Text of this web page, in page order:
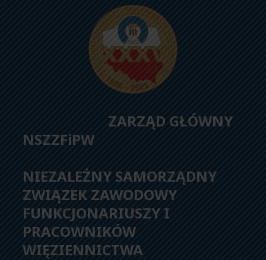
ZARZĄD GŁÓWNY
NSZZFiPW
NIEZALEŻNY SAMORZĄDNY
ZWIĄZEK ZAWODOWY
FUNKCJONARIUSZY I
PRACOWNIKÓW
WIĘZIENNICTWA